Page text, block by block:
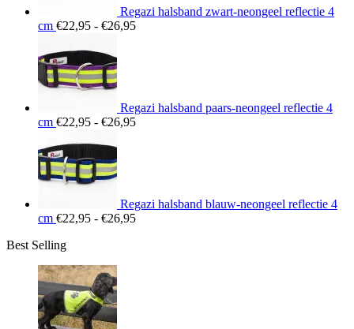
Regazi halsband zwart-neongeel reflectie 4
cm €22,95 - €26,95Prijsklasse:
Regazi halsband paars-neongeel reflectie 4
cm €22,95 - €26,95Prijsklasse:
Regazi halsband blauw-neongeel reflectie 4
cm €22,95 - €26,95Prijsklasse:
Best Selling